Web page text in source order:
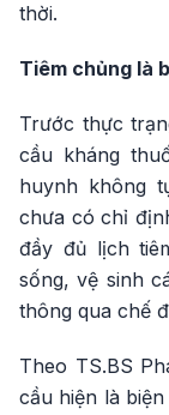
thời.
Tiêm chủng là
Trước thực
cầu kháng
huynh không
chưa có chỉ
đầy đủ lịch
sống, vệ sinh
thông qua chế
Theo TS.BS
cầu hiện là